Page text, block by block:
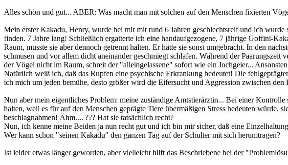
Alles schön und gut... ABER: Was macht man mit solchen auf den Menschen fixierten
Mein erster Kakadu, Henry, wurde bei mir mit rund 6 Jahren geschlechtsreif und ich
finden. 7 Jahre lang! Schließlich ergatterte ich eine handaufgezogene, 7 jährige Goffini-
Raum, musste sie aber dennoch getrennt halten. Er hätte sie sonst umgebracht. In den
schmusen und vor allem dicht aneinander geschmiegt schlafen. Während der
der Vögel nicht im Raum, schreit der "alleingelassene" sofort wie ein Jochgeier...
Natürlich weiß ich, daß das Rupfen eine psychische Erkrankung bedeutet! Die
ich mich um jeden bemühe, desto größer wird die Eifersucht und Aggression zwischen
Nun aber mein eigentliches Problem: meine zuständige Amtstierärztin... Bei einer
halten, weil es für auf den Menschen geprägte Tiere übermäßigen Stress bedeuten
beschlagnahmen! Ähm.... ??? Hat sie tatsächlich recht?
Nun, ich kenne meine Beiden ja nun recht gut und ich bin mir sicher, daß eine
Wer kann schon "seinen Kakadu" den ganzen Tag auf der Schulter mit sich herumtragen?
Ist leider etwas länger geworden, aber vielleicht hilft das Beschriebene bei der